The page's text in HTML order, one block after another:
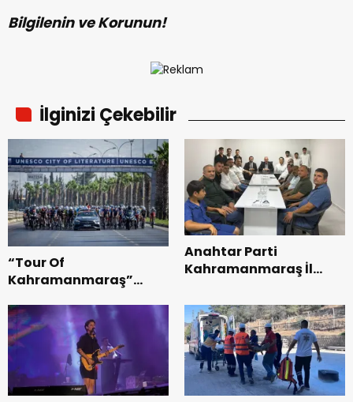
Bilgilenin ve Korunun!
İlginizi Çekebilir
“Tour Of
Kahramanmaraş”
Bisikleti Turnuvası
Tamamlandı.
Anahtar Parti
Kahramanmaraş İl
Teşkilatı ile buluştu.